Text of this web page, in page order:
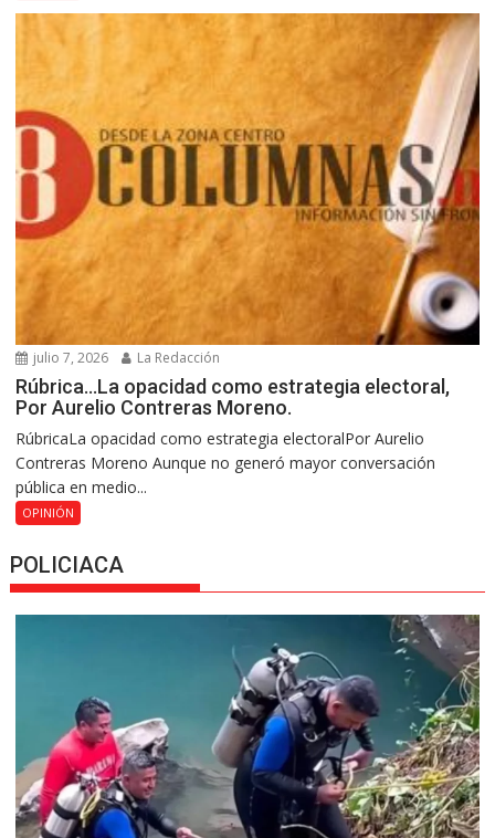
julio 7, 2026 La Redacción
Rúbrica…La opacidad como estrategia electoral,
Por Aurelio Contreras Moreno.
RúbricaLa opacidad como estrategia electoralPor Aurelio
Contreras Moreno Aunque no generó mayor conversación
pública en medio...
OPINIÓN
POLICIACA